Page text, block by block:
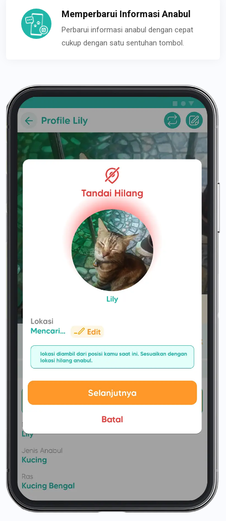
Memperbarui Informasi Anabul
Perbarui informasi anabul dengan cepat
cukup dengan satu sentuhan tombol.